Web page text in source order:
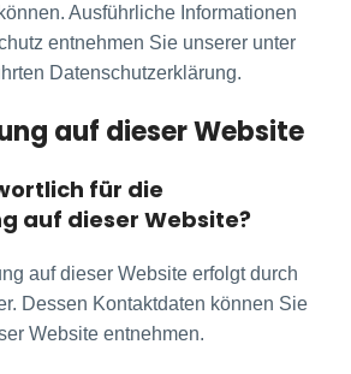
Ausführliche Informationen
entnehmen Sie unserer unter
Datenschutzerklärung.
auf dieser Website
für die
auf dieser Website?
auf dieser Website erfolgt durch
Dessen Kontaktdaten können Sie
Website entnehmen.